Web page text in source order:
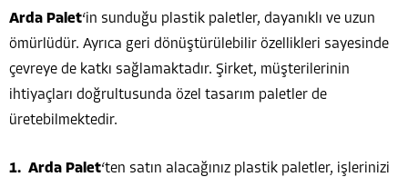
Arda Palet‘in sunduğu plastik paletler, dayanıklı ve uzun
ömürlüdür. Ayrıca geri dönüştürülebilir özellikleri sayesinde
çevreye de katkı sağlamaktadır. Şirket, müşterilerinin
ihtiyaçları doğrultusunda özel tasarım paletler de
üretebilmektedir.
Arda Palet‘ten satın alacağınız plastik paletler, işlerinizi